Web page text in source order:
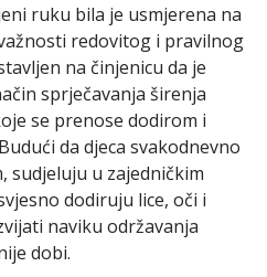
ruku bila je usmjerena na
redovitog i pravilnog
na činjenicu da je
sprječavanja širenja
se prenose dodirom i
da djeca svakodnevno
sudjeluju u zajedničkim
dodiruju lice, oči i
naviku održavanja
dobi.